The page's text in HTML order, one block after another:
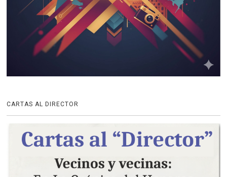
CARTAS AL DIRECTOR